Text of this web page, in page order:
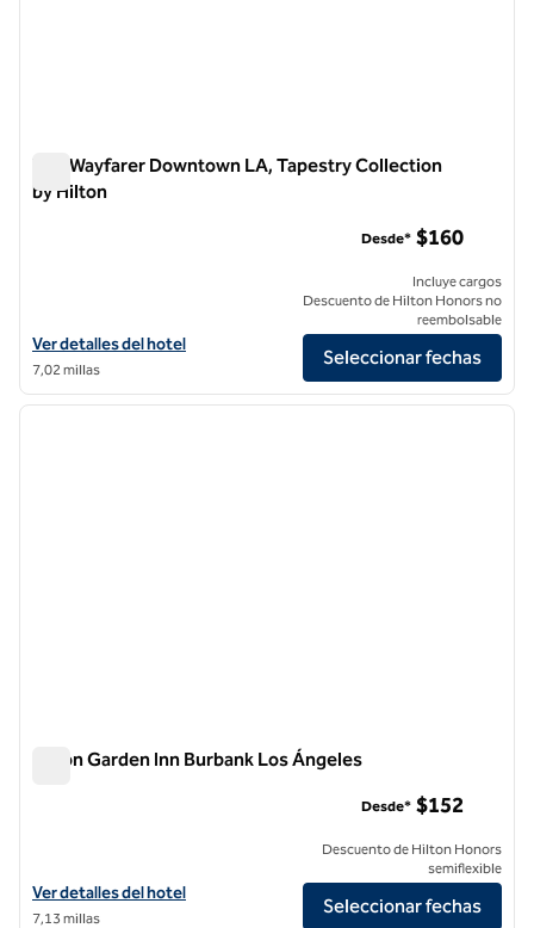
The Wayfarer Downtown LA, Tapestry Collection
by Hilton
Ver detalles del hotel The Wayfarer Downtown LA, Tapestry
Ver detalles del hotel
7,02 millas
Desde* $160
Incluye cargos
Descuento de Hilton Honors no
reembolsable
Seleccionar fechas
1/12
1 de 12
Hilton Garden Inn Burbank Los Ángeles
Ver detalles del hotel Hilton Garden Inn Burbank Los Angeles
Ver detalles del hotel
7,13 millas
Desde* $152
Descuento de Hilton Honors
semiflexible
Seleccionar fechas